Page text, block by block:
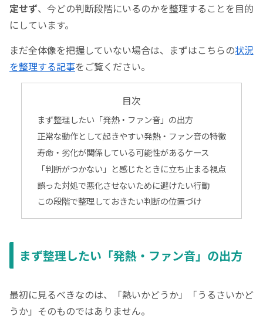
定せず、今どの判断段階にいるのかを整理することを目的
にしています。
まだ全体像を把握していない場合は、まずはこちらの状況
を整理する記事をご覧ください。
目次
まず整理したい「発熱・ファン音」の出方
正常な動作として起きやすい発熱・ファン音の特徴
寿命・劣化が関係している可能性があるケース
「判断がつかない」と感じたときに立ち止まる視点
誤った対処で悪化させないために避けたい行動
この段階で整理しておきたい判断の位置づけ
まず整理したい「発熱・ファン音」の出方
最初に見るべきなのは、「熱いかどうか」「うるさいかど
うか」そのものではありません。